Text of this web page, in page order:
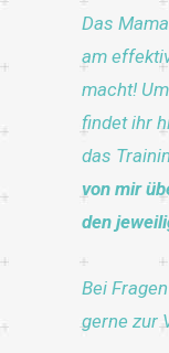
Das
am
macht!
findet ihr
das
von mir
den
Bei
gerne zur